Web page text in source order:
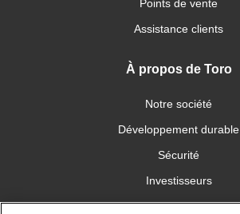
Points de vente
Assistance clients
À propos de Toro
Notre société
Développement durable
Sécurité
Investisseurs
Carrières